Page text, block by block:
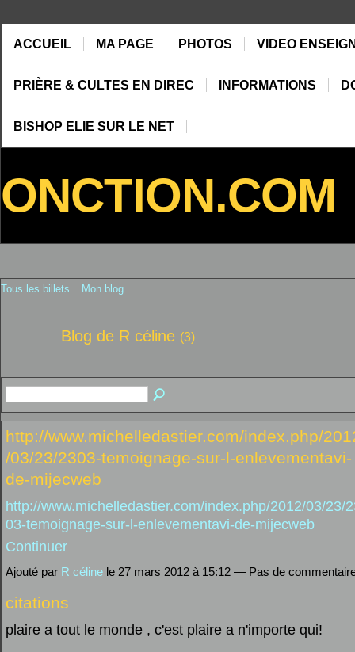
ACCUEIL MA PAGE PHOTOS VIDEO
PRIÈRE & CULTES EN DIREC INFORMATIONS
BISHOP ELIE SUR LE NET
ONCTION.COM
Tous les billets Mon blog
Blog de R céline (3)
http://www.michelledastier.com/index.php/
/03/23/2303-temoignage-sur-l-enlevementavi-
de-mijecweb
http://www.michelledastier.com/index.php/2012/03/23/
03-temoignage-sur-l-enlevementavi-de-mijecweb
Continuer
Ajouté par R céline le 27 mars 2012 à 15:12 — Pas de
citations
plaire a tout le monde , c'est plaire a n'importe qui!